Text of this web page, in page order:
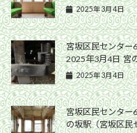
2025年3月4日
宮坂区民センター
2025年3月4日 宮
2025年3月4日
宮坂区民センター
の坂駅（宮坂区民